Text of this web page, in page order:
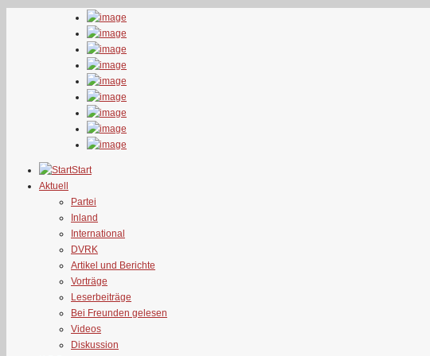
Start
Aktuell
Partei
Inland
International
DVRK
Artikel und Berichte
Vorträge
Leserbeiträge
Bei Freunden gelesen
Videos
Diskussion